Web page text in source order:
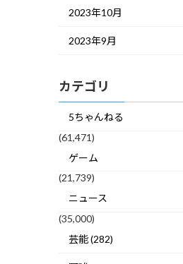
2023年10月
2023年9月
カテゴリ
5ちゃんねる
(61,471)
ゲーム
(21,739)
ニュース
(35,000)
芸能 (282)